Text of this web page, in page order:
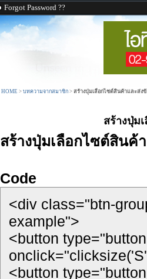
Forgot Password ??
HOME > บทความจากสมาชิก > สร้างปุ่มเลือกไซต์สินค้าและส่ง
สร้างปุ่ม
สร้างปุ่มเลือกไซต์สินค้
Code
<div class="btn-
example">
<button
<button